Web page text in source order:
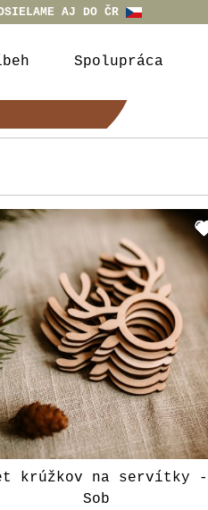
AJ DO ČR
Spolupráca
krúžkov na servítky -
Sob